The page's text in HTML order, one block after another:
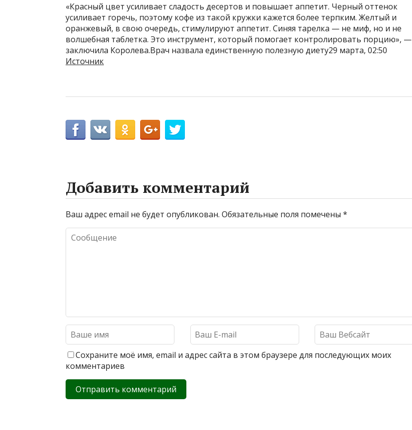
«Красный цвет усиливает сладость десертов и повышает аппетит. Черный оттенок
усиливает горечь, поэтому кофе из такой кружки кажется более терпким. Желтый и
оранжевый, в свою очередь, стимулируют аппетит. Синяя тарелка — не миф, но и не
волшебная таблетка. Это инструмент, который помогает контролировать порцию», —
заключила Королева.Врач назвала единственную полезную диету29 марта, 02:50
Источник
Добавить комментарий
Ваш адрес email не будет опубликован. Обязательные поля помечены *
Сохраните моё имя, email и адрес сайта в этом браузере для последующих моих
комментариев